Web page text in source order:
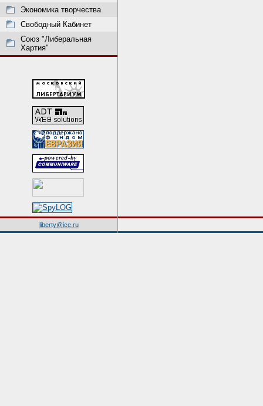
Экономика творчества
Свободный Кабинет
Союз "Либеральная
Хартия"
liberty@ice.ru